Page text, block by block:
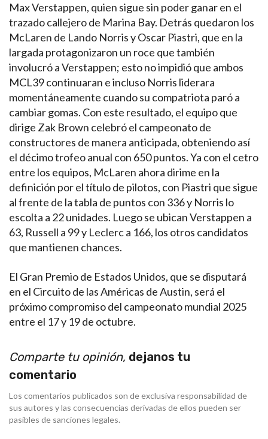
Max Verstappen, quien sigue sin poder ganar en el
trazado callejero de Marina Bay. Detrás quedaron los
McLaren de Lando Norris y Oscar Piastri, que en la
largada protagonizaron un roce que también
involucró a Verstappen; esto no impidió que ambos
MCL39 continuaran e incluso Norris liderara
momentáneamente cuando su compatriota paró a
cambiar gomas. Con este resultado, el equipo que
dirige Zak Brown celebró el campeonato de
constructores de manera anticipada, obteniendo así
el décimo trofeo anual con 650 puntos. Ya con el cetro
entre los equipos, McLaren ahora dirime en la
definición por el título de pilotos, con Piastri que sigue
al frente de la tabla de puntos con 336 y Norris lo
escolta a 22 unidades. Luego se ubican Verstappen a
63, Russell a 99 y Leclerc a 166, los otros candidatos
que mantienen chances.
El Gran Premio de Estados Unidos, que se disputará
en el Circuito de las Américas de Austin, será el
próximo compromiso del campeonato mundial 2025
entre el 17 y 19 de octubre.
Comparte tu opinión, dejanos tu
comentario
Los comentarios publicados son de exclusiva responsabilidad de
sus autores y las consecuencias derivadas de ellos pueden ser
pasibles de sanciones legales.